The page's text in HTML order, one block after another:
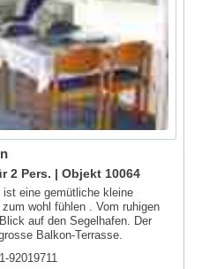
2 Pers. | Objekt 10064
eine gemütliche kleine
wohl fühlen . Vom ruhigen
auf den Segelhafen. Der
Balkon-Terrasse.
92019711